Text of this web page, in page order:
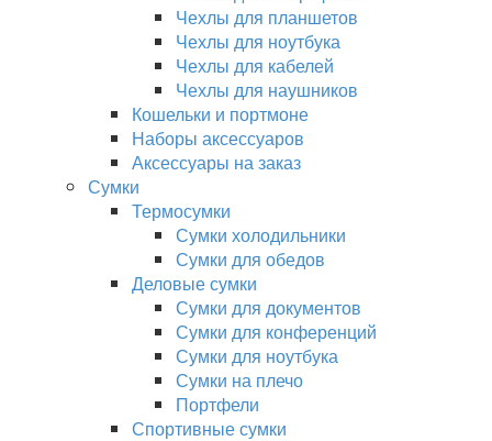
Чехлы для планшетов
Чехлы для ноутбука
Чехлы для кабелей
Чехлы для наушников
Кошельки и портмоне
Наборы аксессуаров
Аксессуары на заказ
Сумки
Термосумки
Сумки холодильники
Сумки для обедов
Деловые сумки
Сумки для документов
Сумки для конференций
Сумки для ноутбука
Сумки на плечо
Портфели
Спортивные сумки